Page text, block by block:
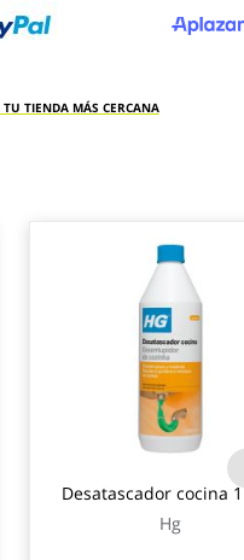
TIENDA MÁS CERCANA
Desatascador cocina
Hg